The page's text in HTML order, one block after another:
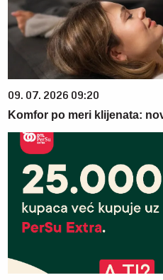
09. 07. 2026 09:20
Komfor po meri klijenata: